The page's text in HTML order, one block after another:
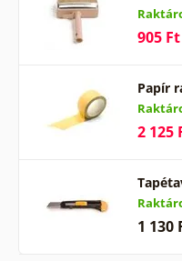
905 Ft
Papír
2 125
1 130